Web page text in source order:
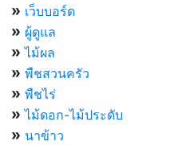
» เว็บบอร์ด
» ผู้ดูแล
» ไม้ผล
» พืชสวนครัว
» พืชไร่
» ไม้ดอก-ไม้ประดับ
» นาข้าว